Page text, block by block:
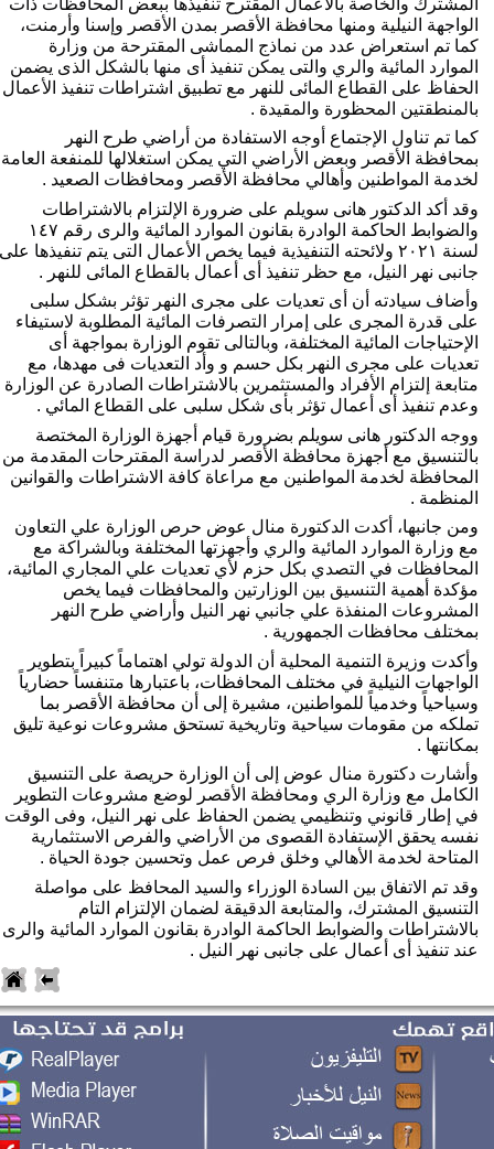
الواجهة النيلية ومنها محافظة الأقصر بمدن الأقصر وإسنا وأرمنت،
كما تم استعراض عدد من نماذج المماشى المقترحة من وزارة
الموارد المائية والري والتى يمكن تنفيذ أى منها بالشكل الذى يضمن
الحفاظ على القطاع المائى للنهر مع تطبيق اشتراطات تنفيذ الأعمال
المحظورة والمقيدة .
كما تم تناول الإجتماع أوجه الاستفادة من أراضي طرح النهر
بمحافظة الأقصر وبعض الأراضي التي يمكن استغلالها للمنفعة العامة
المواطنين وأهالي محافظة الأقصر ومحافظات الصعيد .
وقد أكد الدكتور هانى سويلم على ضرورة الإلتزام بالاشتراطات
والضوابط الحاكمة الوادرة بقانون الموارد المائية والرى رقم ١٤٧
لسنة ٢٠٢١ ولائحته التنفيذية فيما يخص الأعمال التى يتم تنفيذها على
نهر النيل، مع حظر تنفيذ أى أعمال بالقطاع المائى للنهر .
وأضاف سيادته أن أى تعديات على مجرى النهر تؤثر بشكل سلبى
على قدرة المجرى على إمرار التصرفات المائية المطلوبة لاستيفاء
تعديات على مجرى النهر بكل حسم و وأد التعديات فى مهدها، مع
متابعة إلتزام الأفراد والمستثمرين بالاشتراطات الصادرة عن الوزارة
تنفيذ أى أعمال تؤثر بأى شكل سلبى على القطاع المائي .
ووجه الدكتور هانى سويلم بضرورة قيام أجهزة الوزارة المختصة
بالتنسيق مع أجهزة محافظة الأقصر لدراسة المقترحات المقدمة من
المحافظة لخدمة المواطنين مع مراعاة كافة الاشتراطات والقوانين
.
ومن جانبها، أكدت الدكتورة منال عوض حرص الوزارة علي التعاون
مع وزارة الموارد المائية والري وأجهزتها المختلفة وبالشراكة مع
المحافظات في التصدي بكل حزم لأي تعديات علي المجاري المائية،
مؤكدة أهمية التنسيق بين الوزارتين والمحافظات فيما يخص
المشروعات المنفذة علي جانبي نهر النيل وأراضي طرح النهر
محافظات الجمهورية .
وأكدت وزيرة التنمية المحلية أن الدولة تولي اهتماماً كبيراً بتطوير
الواجهات النيلية في مختلف المحافظات، باعتبارها متنفساً حضارياً
وسياحياً وخدمياً للمواطنين، مشيرة إلى أن محافظة الأقصر بما
تملكه من مقومات سياحية وتاريخية تستحق مشروعات نوعية تليق
.
وأشارت دكتورة منال عوض إلى أن الوزارة حريصة على التنسيق
الكامل مع وزارة الري ومحافظة الأقصر لوضع مشروعات التطوير
في إطار قانوني وتنظيمي يضمن الحفاظ على نهر النيل، وفى الوقت
نفسه يحقق الإستفادة القصوى من الأراضي والفرص الاستثمارية
لخدمة الأهالي وخلق فرص عمل وتحسين جودة الحياة .
وقد تم الاتفاق بين السادة الوزراء والسيد المحافظ على مواصلة
التنسيق المشترك، والمتابعة الدقيقة لضمان الإلتزام التام
بالاشتراطات والضوابط الحاكمة الوادرة بقانون الموارد المائية والرى
تنفيذ أى أعمال على جانبى نهر النيل .